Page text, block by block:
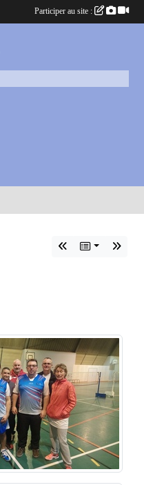
Participer au site :